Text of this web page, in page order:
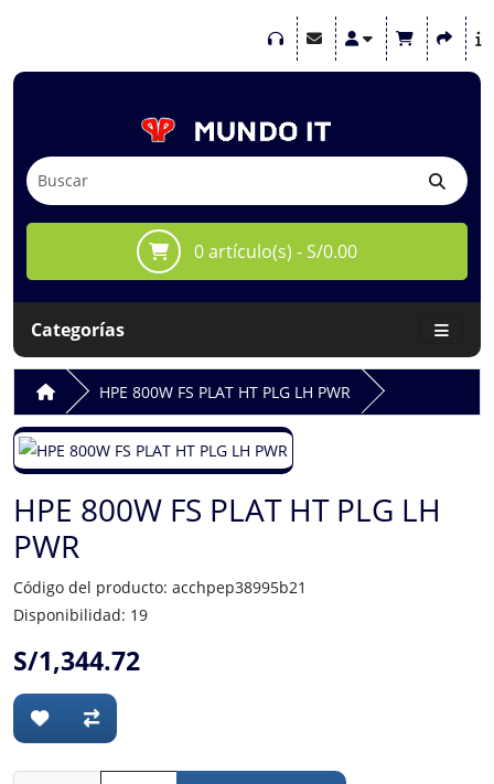
0 artículo(s) - S/0.00
Categorías
HPE 800W FS PLAT HT PLG LH PWR
HPE 800W FS PLAT HT PLG LH
PWR
Código del producto: acchpep38995b21
Disponibilidad: 19
S/1,344.72